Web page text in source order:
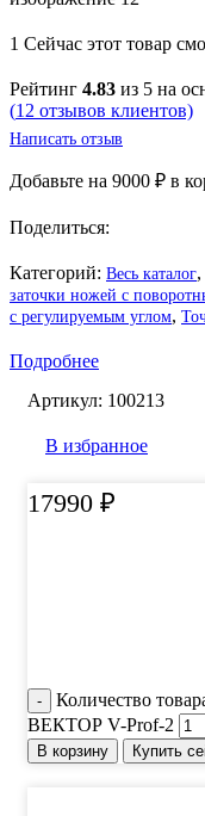
1 Сейчас этот товар
Рейтинг 4.83 из 5 на
(12 отзывов клиентов)
Написать отзыв
Добавьте на 9000 ₽ в
Поделиться:
Категорий: Весь каталог,
заточки ножей с
с регулируемым углом,
Подробнее
Артикул: 100213
В избранное
17990 ₽
Количество
ВЕКТОР V-Prof-2
В корзину Купить